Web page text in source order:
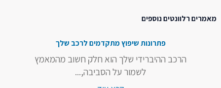
מאמרים רלוונטים נוספים
פתרונות שיפוץ מתקדמים לרכב שלך
הרכב ההיברידי שלך הוא חלק חשוב מהמאמץ
לשמור על הסביבה,...